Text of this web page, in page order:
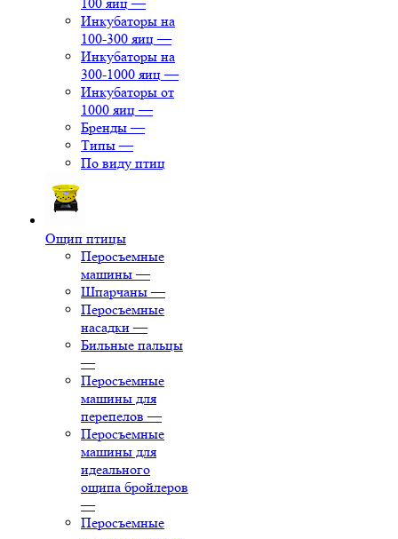
Инкубаторы на
100-300 яиц —
Инкубаторы на
300-1000 яиц —
Инкубаторы от
1000 яиц —
Бренды —
Типы —
По виду птиц
Ощип птицы
Перосъемные
машины —
Шпарчаны —
Перосъемные
насадки —
Бильные пальцы
—
Перосъемные
машины для
перепелов —
Перосъемные
машины для
идеального
ощипа бройлеров
—
Перосъемные